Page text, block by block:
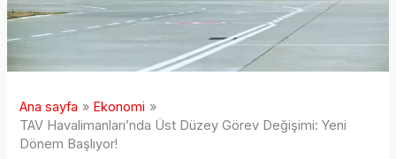
Ana sayfa
Ekonomi
TAV Havalimanları’nda Üst Düzey Görev Değişimi: Yeni
Dönem Başlıyor!